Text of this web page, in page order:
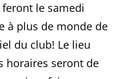
le samedi
à plus de monde de
du club! Le lieu
horaires seront de